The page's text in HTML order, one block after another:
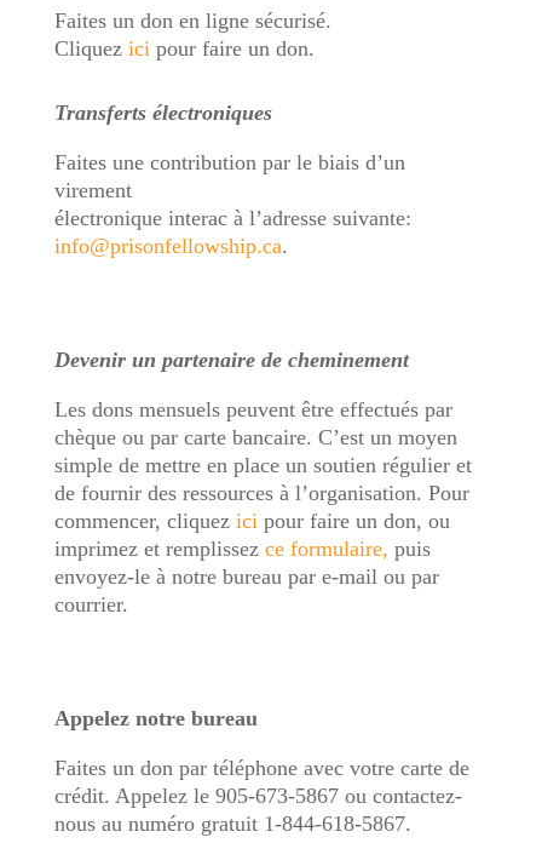
Faites un don en ligne sécurisé.
Cliquez ici pour faire un don.
Transferts électroniques
Faites une contribution par le biais d’un
virement
électronique interac à l’adresse suivante:
info@prisonfellowship.ca.
Devenir un partenaire de cheminement
Les dons mensuels peuvent être effectués par
chèque ou par carte bancaire. C’est un moyen
simple de mettre en place un soutien régulier et
de fournir des ressources à l’organisation. Pour
commencer, cliquez ici pour faire un don, ou
imprimez et remplissez ce formulaire, puis
envoyez-le à notre bureau par e-mail ou par
courrier.
Appelez notre bureau
Faites un don par téléphone avec votre carte de
crédit. Appelez le 905-673-5867 ou contactez-
nous au numéro gratuit 1-844-618-5867.